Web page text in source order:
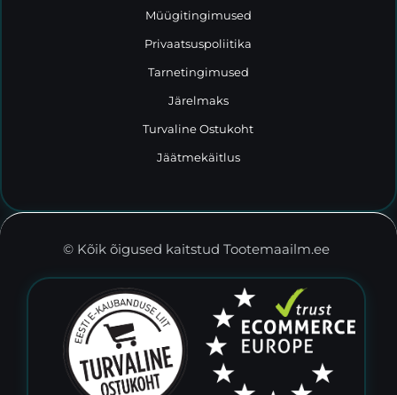
Müügitingimused
Privaatsuspoliitika
Tarnetingimused
Järelmaks
Turvaline Ostukoht
Jäätmekäitlus
© Kõik õigused kaitstud Tootemaailm.ee